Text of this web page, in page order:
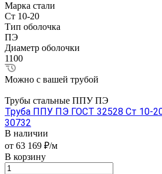
Марка стали
Ст 10-20
Тип оболочка
ПЭ
Диаметр оболочки
1100
Можно с вашей трубой
Трубы стальные ППУ ПЭ
Труба ППУ ПЭ ГОСТ 32528 Ст 10-
30732
В наличии
от 63 169 ₽/м
В корзину